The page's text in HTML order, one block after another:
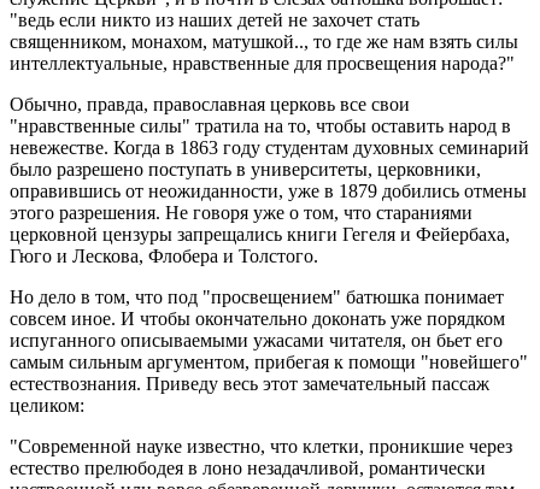
"ведь если никто из наших детей не захочет стать
священником, монахом, матушкой.., то где же нам взять силы
интеллектуальные, нравственные для просвещения народа?"
Обычно, правда, православная церковь все свои
"нравственные силы" тратила на то, чтобы оставить народ в
невежестве. Когда в 1863 году студентам духовных семинарий
было разрешено поступать в университеты, церковники,
оправившись от неожиданности, уже в 1879 добились отмены
этого разрешения. Не говоря уже о том, что стараниями
церковной цензуры запрещались книги Гегеля и Фейербаха,
Гюго и Лескова, Флобера и Толстого.
Но дело в том, что под "просвещением" батюшка понимает
совсем иное. И чтобы окончательно доконать уже порядком
испуганного описываемыми ужасами читателя, он бьет его
самым сильным аргументом, прибегая к помощи "новейшего"
естествознания. Приведу весь этот замечательный пассаж
целиком:
"Современной науке известно, что клетки, проникшие через
естество прелюбодея в лоно незадачливой, романтически